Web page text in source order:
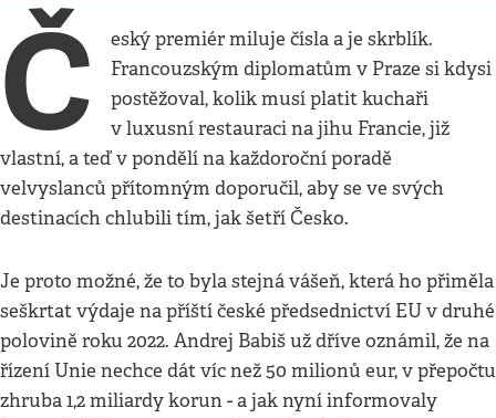
Č
eský premiér miluje čísla a je skrblík.
Francouzským diplomatům v Praze si kdysi
postěžoval, kolik musí platit kuchaři
v luxusní restauraci na jihu Francie, již
vlastní, a teď v pondělí na každoroční poradě
velvyslanců přítomným doporučil, aby se ve svých
destinacích chlubili tím, jak šetří Česko.
Je proto možné, že to byla stejná vášeň, která ho přiměla
seškrtat výdaje na příští české předsednictví EU v druhé
polovině roku 2022. Andrej Babiš už dříve oznámil, že na
řízení Unie nechce dát víc než 50 milionů eur, v přepočtu
zhruba 1,2 miliardy korun - a jak nyní informovaly